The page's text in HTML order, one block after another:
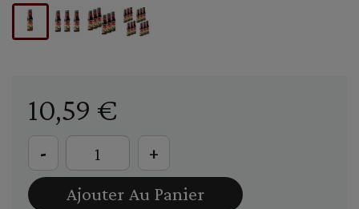
10,59 €
-
+
Ajouter Au Panier